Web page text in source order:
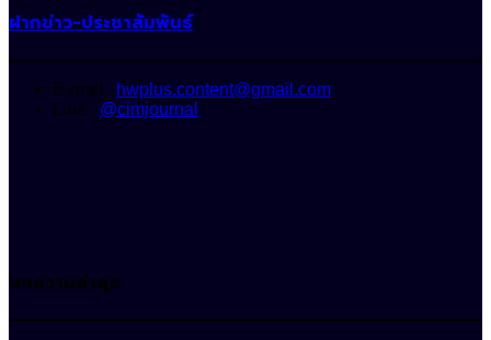
ฝากข่าว-ประชาสัมพันธ์
E-mail : hwplus.content@gmail.com
Line : @cimjournal
บทความล่าสุด